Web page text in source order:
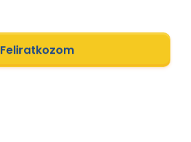
Feliratkozom